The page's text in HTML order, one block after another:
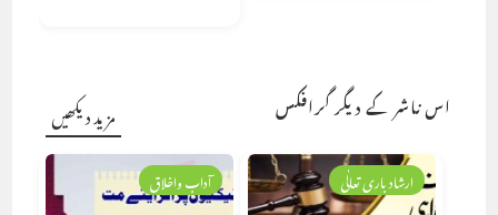
اس ناشر کے دیگر گرافکس مزید دیکھیں
آداب واخلاق ارشاد باری تعالٰی